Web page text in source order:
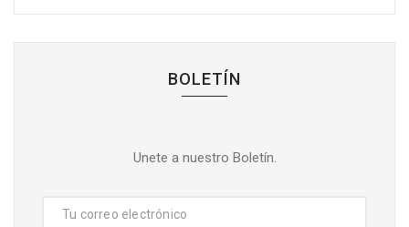
BOLETÍN
Unete a nuestro Boletín.